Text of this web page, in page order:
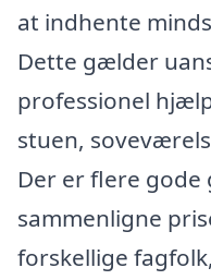
at indhente
Dette gælder
professionel
stuen,
Der er flere
sammenligne
forskellige